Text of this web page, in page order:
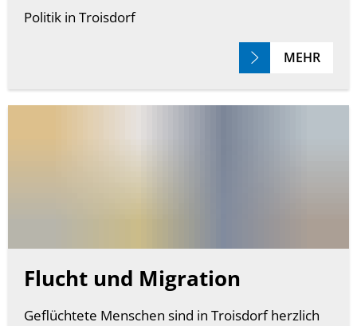
Politik in Troisdorf
MEHR
Flucht und Migration
Geflüchtete Menschen sind in Troisdorf herzlich